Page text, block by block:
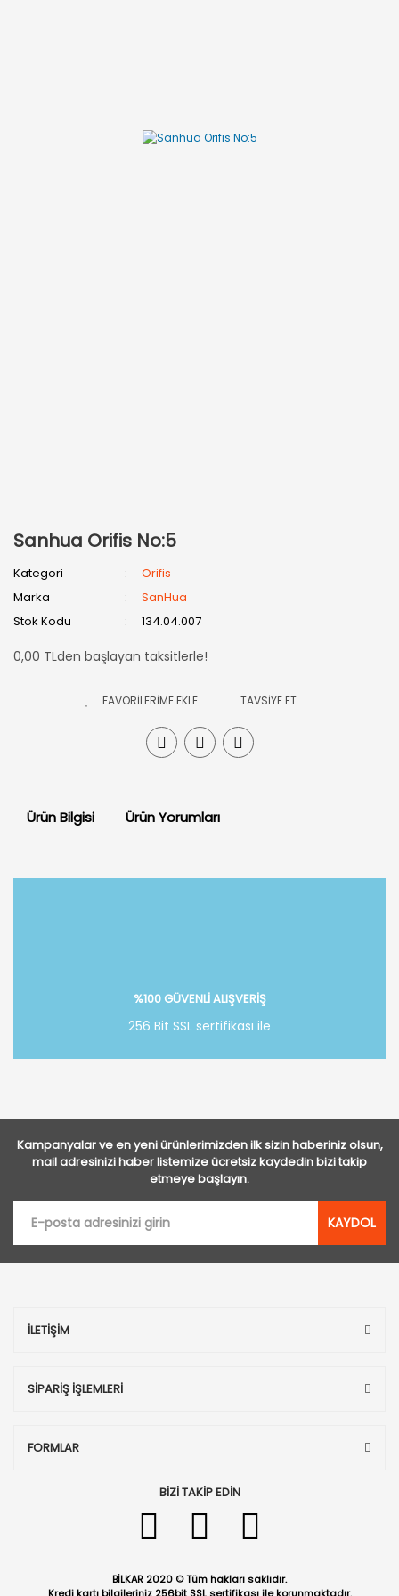
Sanhua Orifis No:5
Kategori
Orifis
Marka
SanHua
Stok Kodu
134.04.007
0,00 TLden başlayan taksitlerle!
TAVSİYE ET
Ürün Bilgisi Ürün Yorumları
%100 GÜVENLİ ALIŞVERİŞ
256 Bit SSL sertifikası ile
Kampanyalar ve en yeni ürünlerimizden ilk sizin haberiniz olsun,
mail adresinizi haber listemize ücretsiz kaydedin bizi takip
etmeye başlayın.
KAYDOL
İLETİŞİM
SİPARİŞ İŞLEMLERİ
FORMLAR
BİZİ TAKİP EDİN
BİLKAR 2020 © Tüm hakları saklıdır.